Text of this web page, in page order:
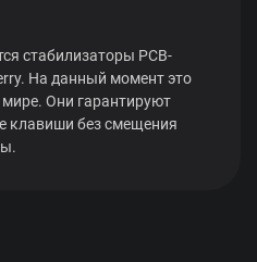
стабилизаторы PCB-
На данный момент это
Они гарантируют
клавиши без смещения